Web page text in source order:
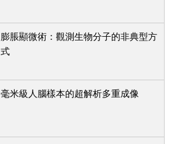
膨脹顯微術：觀測生物分子的非典型方
式
毫米級人腦樣本的超解析多重成像